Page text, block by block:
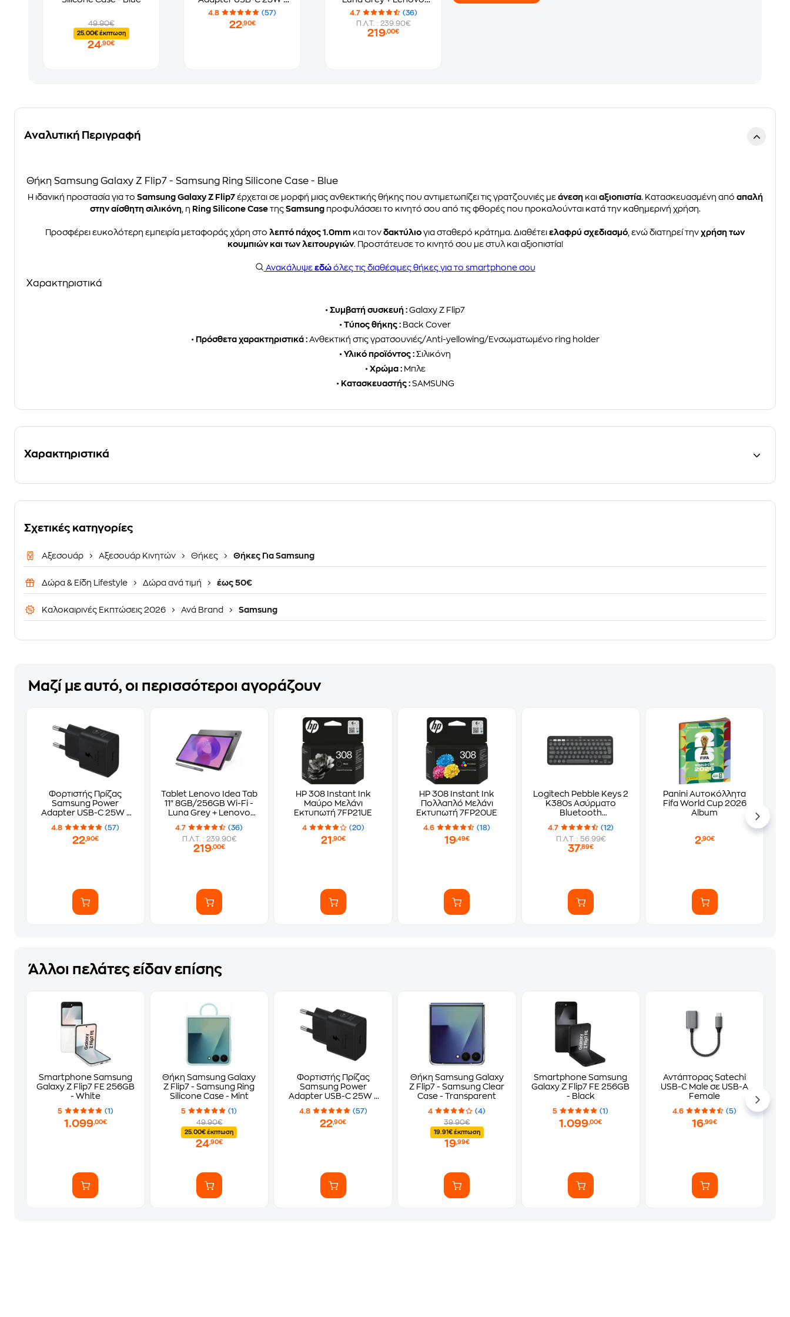
49.90€
25.00€ έκπτωση
24,90€
Μαύρο
4.8 (57)
22,90€
Tab Pen
4.7
(36)
Π.Λ.Τ. : 239.90€
219,00€
Αναλυτική Περιγραφή
Θήκη Samsung Galaxy Z Flip7 - Samsung Ring Silicone Case - Blue
Η ιδανική προστασία για το Samsung Galaxy Z Flip7έρχεται σε μορφή μιας ανθεκτικής θήκης που αντιμετωπίζει τις γρατζουνιές με άνεσηκαι αξιοπιστία. Κατασκευασμένη από απαλή
στην αίσθητη σιλικόνη, η Ring Silicone Caseτης Samsungπροφυλάσσει το κινητό σου από τις φθορές που προκαλούνται κατά την καθημερινή χρήση.
Προσφέρει ευκολότερη εμπειρία μεταφοράς χάρη στο λεπτό πάχος 1.0mm και τον δακτύλιο για σταθερό κράτημα. Διαθέτει ελαφρύ σχεδιασμό , ενώ διατηρεί την χρήση των
κουμπιών και των λειτουργιών. Προστάτευσε το κινητό σου με στυλ και αξιοπιστία!
Ανακάλυψε εδώόλες τις διαθέσιμες θήκες για το smartphone σου
Χαρακτηριστικά
• Συμβατή συσκευή : Galaxy Z Flip7
• Τύπος θήκης : Back Cover
•Πρόσθετα χαρακτηριστικά :Ανθεκτική στις γρατσουνιές/Anti-yellowing/Ενσωματωμένο ring holder
• Υλικό προϊόντος : Σιλικόνη
•Χρώμα :Μπλε
•Κατασκευαστής :SAMSUNG
Χαρακτηριστικά
Σχετικές κατηγορίες
Αξεσουάρ Αξεσουάρ Κινητών Θήκες Θήκες Για Samsung
Δώρα & Είδη Lifestyle Δώρα ανά τιμή έως 50€
Καλοκαιρινές Εκπτώσεις 2026 Ανά Brand Samsung
Μαζί με αυτό, οι περισσότεροι αγοράζουν
Φορτιστής Πρίζας
Samsung Power
Adapter USB-C 25W -
Μαύρο
4.8 (57)
22,90€
Tablet Lenovo Idea Tab
11" 8GB/256GB Wi-Fi -
Luna Grey + Lenovo
Tab Pen
4.7
(36)
Π.Λ.Τ. : 239.90€
219,00€
HP 308 Instant Ink
Μαύρο Μελάνι
Εκτυπωτή 7FP21UE
4 (20)
21 ,90€
HP 308 Instant Ink
Πολλαπλό Μελάνι
Εκτυπωτή 7FP20UE
4.6 (18)
19,49€
Logitech Pebble Keys 2
K380s Ασύρματο
Bluetooth
Πληκτρολόγιο Γραφίτης
(US)
4.7
(12)
Π.Λ.Τ. : 56.99€
37,89€
Panini Αυτοκόλλητα
Fifa World Cup 2026
Album
2,90€
Άλλοι πελάτες είδαν επίσης
Smartphone Samsung
Galaxy Z Flip7 FE 256GB
- White
5 (1)
1.099,00€
Θήκη Samsung Galaxy
Z Flip7 - Samsung Ring
Silicone Case - Mint
5
(1)
49.90€
25.00€ έκπτωση
24,90€
Φορτιστής Πρίζας
Samsung Power
Adapter USB-C 25W -
Μαύρο
4.8 (57)
22,90€
Θήκη Samsung Galaxy
Z Flip7 - Samsung Clear
Case - Transparent
4
(4)
39.90€
19.91€ έκπτωση
19,99€
Smartphone Samsung
Galaxy Z Flip7 FE 256GB
- Black
5 (1)
1.099,00€
Αντάπτορας Satechi
USB-C Male σε USB-A
Female
4.6 (5)
16,99€